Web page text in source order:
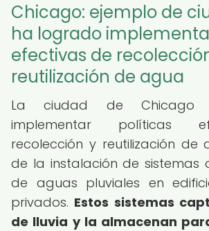
Chicago: ejemplo de
ha logrado
efectivas de
reutilización de agua
La ciudad de Chicago
implementar políticas
recolección y reutilización de
de la instalación de sistemas
de aguas pluviales en
privados. Estos sistemas
de lluvia y la almacenan